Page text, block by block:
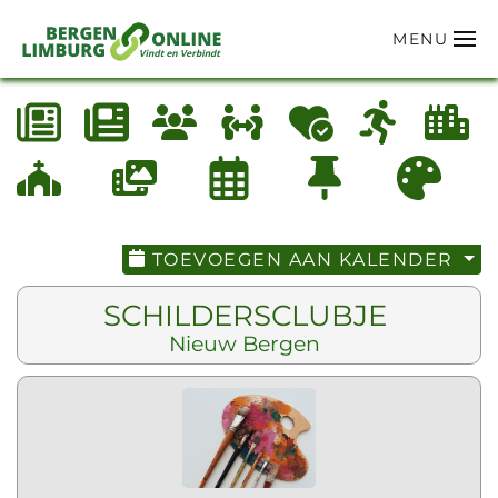
Terug naar hoofdinhoud
MENU
TOEVOEGEN AAN KALENDER
SCHILDERSCLUBJE
Nieuw Bergen